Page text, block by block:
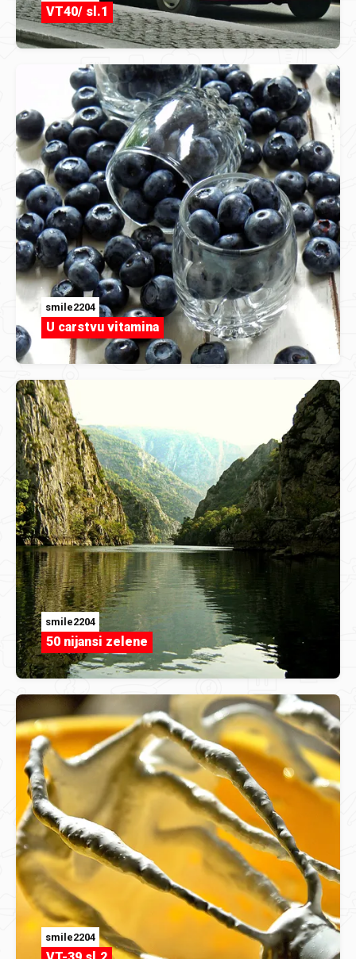
VT40/ sl.1
smile2204
U carstvu vitamina
smile2204
50 nijansi zelene
smile2204